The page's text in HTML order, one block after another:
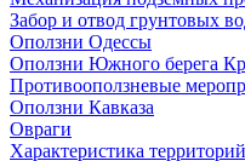
Забор и отвод грунтовых
Оползни Одессы
Оползни Южного берега
Противооползневые
Оползни Кавказа
Овраги
Характеристика